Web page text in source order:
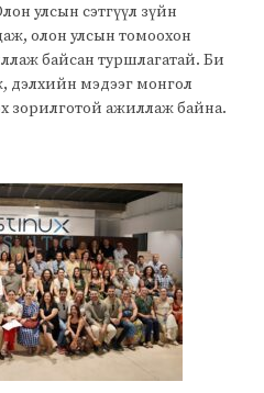
улсын сэтгүүл зүйн
олон улсын томоохон
байсан туршлагатай. Би
дэлхийн мэдээг монгол
зорилготой ажиллаж байна.